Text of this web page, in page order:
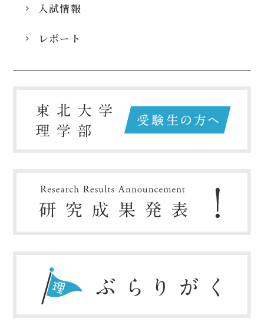
入試情報
レポート